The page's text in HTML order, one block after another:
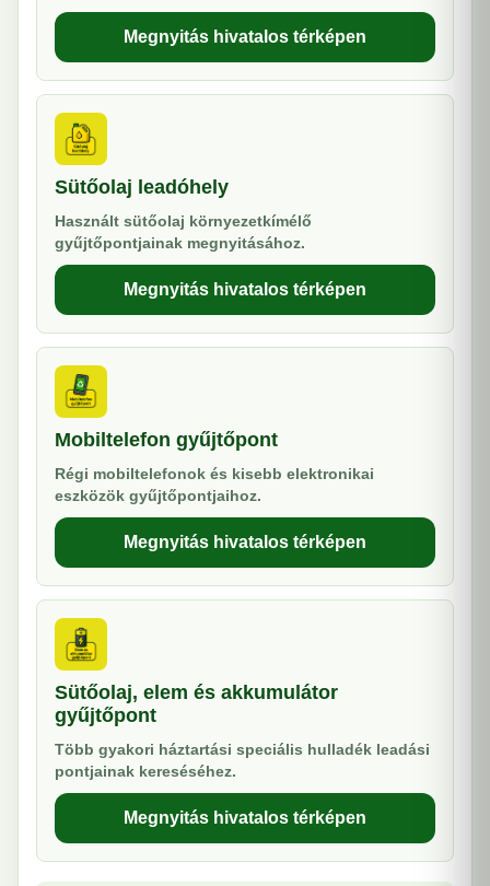
Megnyitás hivatalos térképen
Sütőolaj leadóhely
Használt sütőolaj környezetkímélő
gyűjtőpontjainak megnyitásához.
Megnyitás hivatalos térképen
Mobiltelefon gyűjtőpont
Régi mobiltelefonok és kisebb elektronikai
eszközök gyűjtőpontjaihoz.
Megnyitás hivatalos térképen
Sütőolaj, elem és akkumulátor
gyűjtőpont
Több gyakori háztartási speciális hulladék leadási
pontjainak kereséséhez.
Megnyitás hivatalos térképen